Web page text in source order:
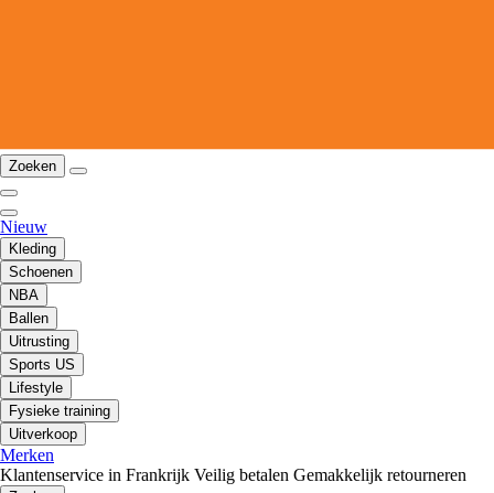
Zoeken
Nieuw
Kleding
Schoenen
NBA
Ballen
Uitrusting
Sports US
Lifestyle
Fysieke training
Uitverkoop
Merken
Klantenservice in Frankrijk Veilig betalen Gemakkelijk retourneren